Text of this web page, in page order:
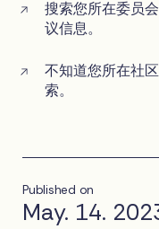
搜索您所在委员
议信息。
不知道您所在社
索。
Published on
May. 14.